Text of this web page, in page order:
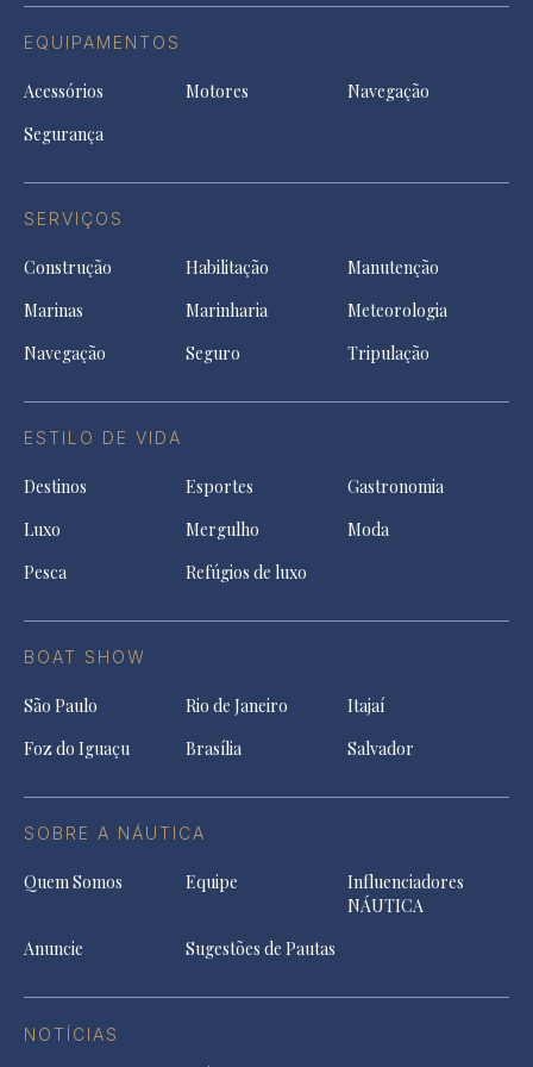
EQUIPAMENTOS
Acessórios Motores
Navegação
Segurança
SERVIÇOS
Construção Habilitação
Manutenção
Marinas
Marinharia
Meteorologia
Navegação
Seguro Tripulação
ESTILO DE VIDA
Destinos Esportes
Gastronomia
Luxo
Mergulho
Moda
Pesca
Refúgios de luxo
BOAT SHOW
São Paulo Rio de Janeiro
Itajaí
Foz do Iguaçu
Brasília Salvador
SOBRE A NÁUTICA
Quem Somos Equipe
Influenciadores
NÁUTICA
Anuncie
Sugestões de Pautas
NOTÍCIAS